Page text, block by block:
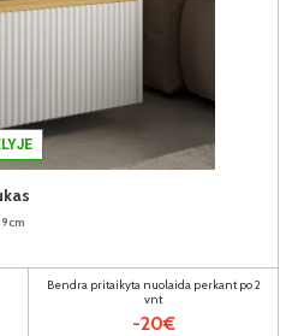
Bendra pritaikyta nuolaida perkant po 2
vnt
-20€